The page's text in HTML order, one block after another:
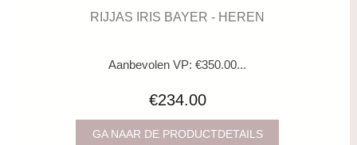
RIJJAS IRIS BAYER - HEREN
Aanbevolen VP: €350.00...
€234.00
GA NAAR DE PRODUCTDETAILS